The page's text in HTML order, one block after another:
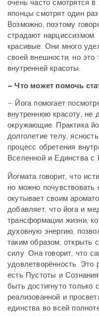
очень часто смотрятся
японцы смотрят один
Возможно, поэтому
страдают
красивые. Они много
своей внешности, но это
внутренней красоты.
– Что может помочь
– Йога помогает
внутреннюю красоту, не
окружающие. Практика
долголетие телу,
процесс обретения
Вселенной и Единства с
Йогмата говорит, что
но можно почувствовать
окутывает своим
добавляет, что йога и
трансформации жизни,
духовную энергию,
таким образом, открыть
силу. Она говорит, что
удовлетворённость. Это
есть Пустоты и
быть достигнуто
реализованной и
единства во всей